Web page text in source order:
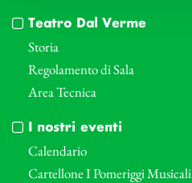
Teatro Dal Verme
Storia
Regolamento di Sala
Area Tecnica
I nostri eventi
Calendario
Cartellone I Pomeriggi Musicali